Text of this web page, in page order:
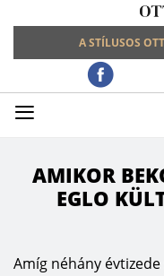
A STÍLUSOS
≡
AMIKOR
EGLO
Amíg néhány